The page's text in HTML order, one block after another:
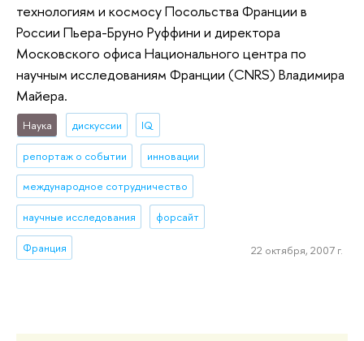
технологиям и космосу Посольства Франции в
России Пьера-Бруно Руффини и директора
Московского офиса Национального центра по
научным исследованиям Франции (CNRS) Владимира
Майера.
Наука дискуссии IQ
репортаж о событии инновации
международное сотрудничество
научные исследования форсайт
Франция 22 октября, 2007 г.